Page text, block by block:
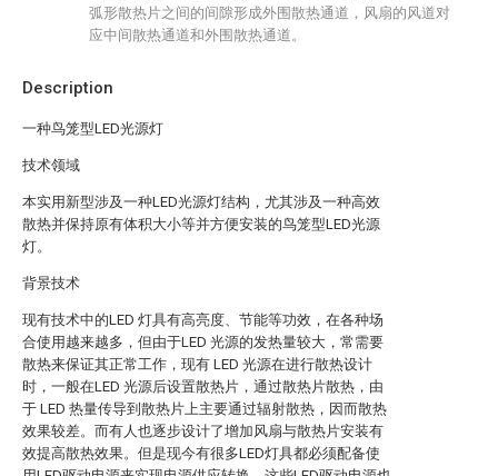
Description
一种鸟笼型LED光源灯
技术领域
本实用新型涉及一种LED光源灯结构，尤其涉及一种高效
散热并保持原有体积大小等并方便安装的鸟笼型LED光源
灯。
背景技术
现有技术中的LED 灯具有高亮度、节能等功效，在各种场
合使用越来越多，但由于LED 光源的发热量较大，常需要
散热来保证其正常工作，现有 LED 光源在进行散热设计
时，一般在LED 光源后设置散热片，通过散热片散热，由
于 LED 热量传导到散热片上主要通过辐射散热，因而散热
效果较差。而有人也逐步设计了增加风扇与散热片安装有
效提高散热效果。但是现今有很多LED灯具都必须配备使
弧形散热片之间的间隙形成外围散热通道，风扇的风道对
应中间散热通道和外围散热通道。